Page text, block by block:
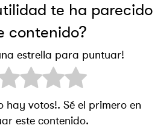
te ha parecido
contenido?
estrella para puntuar!
hay votos!. Sé el primero en
este contenido.